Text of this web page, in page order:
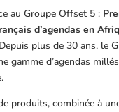
au Groupe Offset 5 :
d’agendas en
plus de 30 ans, le
gamme d’agendas
produits, combinée à